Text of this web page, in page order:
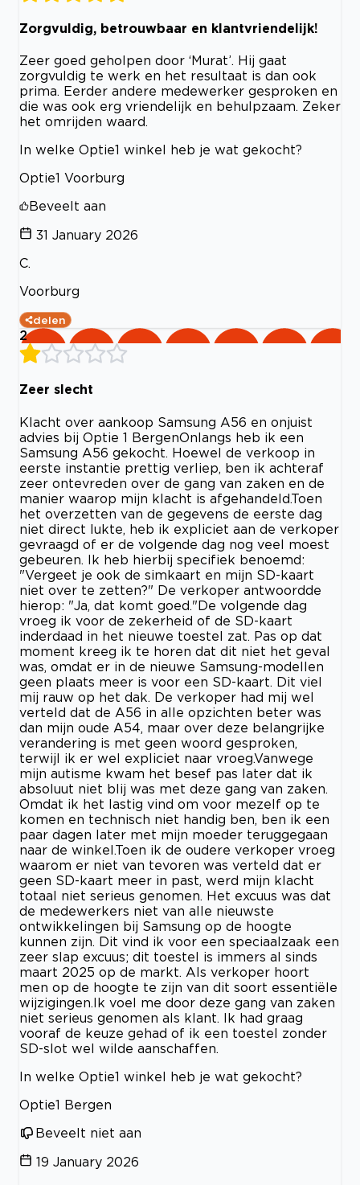
Zorgvuldig, betrouwbaar en klantvriendelijk!
Zeer goed geholpen door ‘Murat’. Hij gaat
zorgvuldig te werk en het resultaat is dan ook
prima. Eerder andere medewerker gesproken en
die was ook erg vriendelijk en behulpzaam. Zeker
het omrijden waard.
In welke Optie1 winkel heb je wat gekocht?
Optie1 Voorburg
Beveelt aan
31 January 2026
C.
Voorburg
delen
2
Zeer slecht
Klacht over aankoop Samsung A56 en onjuist
advies bij Optie 1 Bergen ​Onlangs heb ik een
Samsung A56 gekocht. Hoewel de verkoop in
eerste instantie prettig verliep, ben ik achteraf
zeer ontevreden over de gang van zaken en de
manier waarop mijn klacht is afgehandeld. ​Toen
het overzetten van de gegevens de eerste dag
niet direct lukte, heb ik expliciet aan de verkoper
gevraagd of er de volgende dag nog veel moest
gebeuren. Ik heb hierbij specifiek benoemd:
"Vergeet je ook de simkaart en mijn SD-kaart
niet over te zetten?" De verkoper antwoordde
hierop: "Ja, dat komt goed." ​De volgende dag
vroeg ik voor de zekerheid of de SD-kaart
inderdaad in het nieuwe toestel zat. Pas op dat
moment kreeg ik te horen dat dit niet het geval
was, omdat er in de nieuwe Samsung-modellen
geen plaats meer is voor een SD-kaart. Dit viel
mij rauw op het dak. De verkoper had mij wel
verteld dat de A56 in alle opzichten beter was
dan mijn oude A54, maar over deze belangrijke
verandering is met geen woord gesproken,
terwijl ik er wel expliciet naar vroeg. ​Vanwege
mijn autisme kwam het besef pas later dat ik
absoluut niet blij was met deze gang van zaken.
Omdat ik het lastig vind om voor mezelf op te
komen en technisch niet handig ben, ben ik een
paar dagen later met mijn moeder teruggegaan
naar de winkel. ​Toen ik de oudere verkoper vroeg
waarom er niet van tevoren was verteld dat er
geen SD-kaart meer in past, werd mijn klacht
totaal niet serieus genomen. Het excuus was dat
de medewerkers niet van alle nieuwste
ontwikkelingen bij Samsung op de hoogte
kunnen zijn. Dit vind ik voor een speciaalzaak een
zeer slap excuus; dit toestel is immers al sinds
maart 2025 op de markt. Als verkoper hoort
men op de hoogte te zijn van dit soort essentiële
wijzigingen. ​Ik voel me door deze gang van zaken
niet serieus genomen als klant. Ik had graag
vooraf de keuze gehad of ik een toestel zonder
SD-slot wel wilde aanschaffen.
In welke Optie1 winkel heb je wat gekocht?
Optie1 Bergen
Beveelt niet aan
19 January 2026